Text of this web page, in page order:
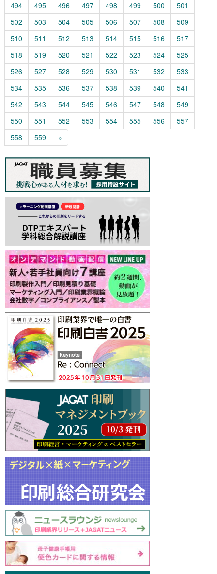
494
495 496 497 498 499 500
501
502
503 504 505 506 507 508
509
510
511 512 513 514 515 516
517
518
519 520 521 522 523 524
525
526
527 528 529 530 531 532
533
534
535 536 537 538 539 540
541
542
543 544 545 546 547 548
549
550
551 552 553 554 555 556
557
558
559 »